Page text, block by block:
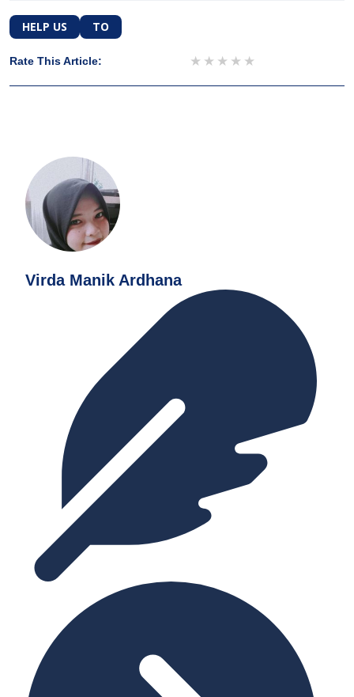
HELP US TO
Rate This Article: 4 stars
3 stars
2 stars
1 star
Virda Manik Ardhana